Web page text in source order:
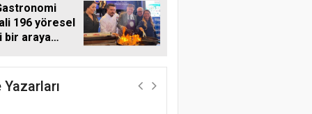
196 yöresel
bir araya
Yazarları
Harun Göksel
Geleceğin Pamuğu:
Doğal, İzlenebilir ve